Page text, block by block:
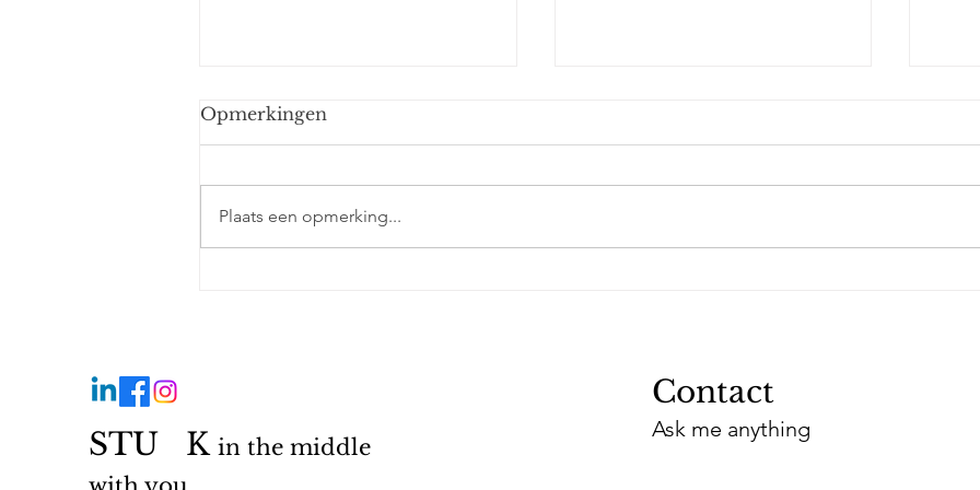
Opmerkingen
Plaats een opmerking...
STU Kin the middle
Contact
Ask me anything